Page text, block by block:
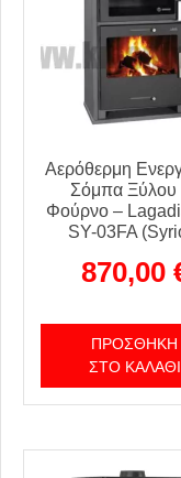
Αερόθερμη
Σόμπα Ξύλου
Φούρνο –
SY-03FA
870,00
ΠΡΟΣΘΉΚΗ
ΣΤΟ ΚΑΛΆΘΙ